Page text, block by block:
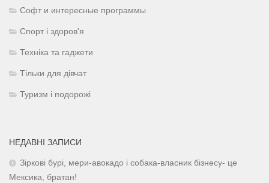
Софт и интересные программы
Спорт і здоров'я
Техніка та гаджети
Тільки для дівчат
Туризм і подорожі
НЕДАВНІ ЗАПИСИ
Зіркові бурі, мери-авокадо і собака-власник бізнесу- це
Мексика, братан!